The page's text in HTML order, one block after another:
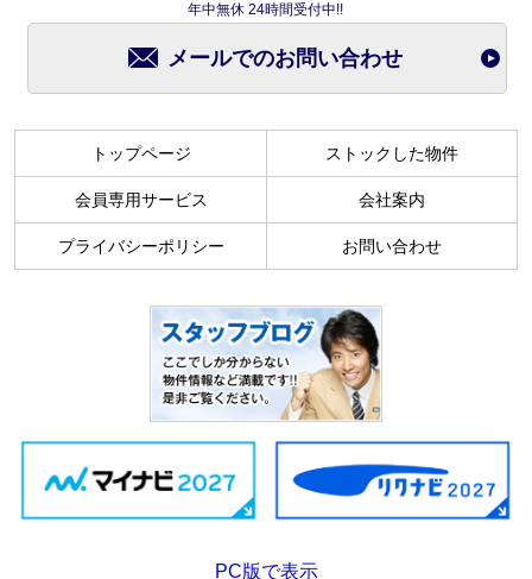
年中無休 24時間受付中!!
メールでのお問い合わせ
トップページ ストックした物件
会員専用サービス 会社案内
プライバシーポリシー お問い合わせ
PC版で表示